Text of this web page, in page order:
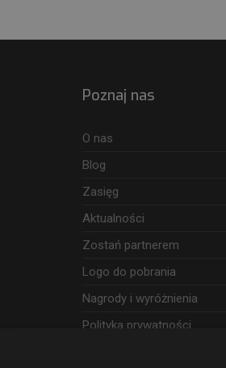
Poznaj nas
O nas
Blog
Zasięg
Aktualności
Zostań partnerem
Logo do pobrania
Nagrody i wyróżnienia
Polityka prywatności